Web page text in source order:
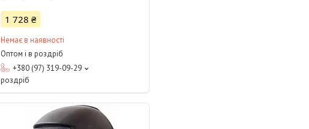
1 728 ₴
Немає в наявності
Оптом і в роздріб
+380 (97) 319-09-29
роздріб